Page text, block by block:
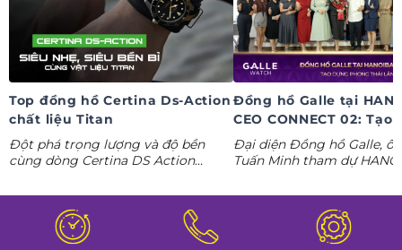
Top đồng hồ Certina Ds-Action
chất liệu Titan
Đột phá trọng lượng và độ bền
cùng dòng Certina DS Action
tác thể thao cá tính nhất trong
Tuần lễ đồng hồ Thụy Sỹ cùng
Đồng hồ Galle!
Đồng hồ Galle tại
CEO CONNECT 02: Tạo
phong thái lãnh đạo kỷ
nguyên AI
Đại diện Đồng hồ Galle,
Tuấn Minh tham dự
gian trưng bày đồng hồ
định hình phong thái lãnh